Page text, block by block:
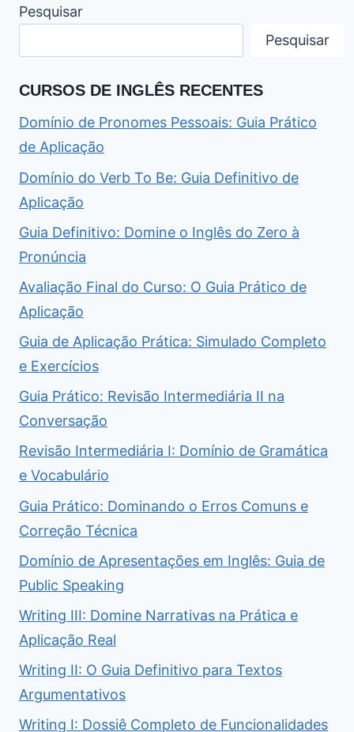
Pesquisar
Pesquisar
CURSOS DE INGLÊS RECENTES
Domínio de Pronomes Pessoais: Guia Prático
de Aplicação
Domínio do Verb To Be: Guia Definitivo de
Aplicação
Guia Definitivo: Domine o Inglês do Zero à
Pronúncia
Avaliação Final do Curso: O Guia Prático de
Aplicação
Guia de Aplicação Prática: Simulado Completo
e Exercícios
Guia Prático: Revisão Intermediária II na
Conversação
Revisão Intermediária I: Domínio de Gramática
e Vocabulário
Guia Prático: Dominando o Erros Comuns e
Correção Técnica
Domínio de Apresentações em Inglês: Guia de
Public Speaking
Writing III: Domine Narrativas na Prática e
Aplicação Real
Writing II: O Guia Definitivo para Textos
Argumentativos
Writing I: Dossiê Completo de Funcionalidades